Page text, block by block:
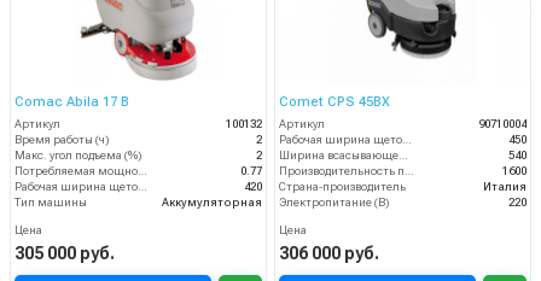
Comac Abila 17 B
Артикул
100132
Время работы (ч)
2
Макс. угол подъема (%)
2
0.77
420
Тип машины
Аккумуляторная
Цена
305 000 руб.
Comet CPS 45BX
Артикул
90710004
450
540
1600
Страна-производитель
Италия
Электропитание (В)
220
Цена
306 000 руб.